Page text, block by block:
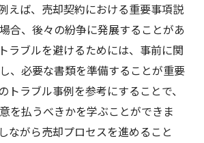
えば、売却契約における重要事項説
合、後々の紛争に発展することがあ
ラブルを避けるためには、事前に関
、必要な書類を準備することが重要
トラブル事例を参考にすることで、
を払うべきかを学ぶことができま
ながら売却プロセスを進めること